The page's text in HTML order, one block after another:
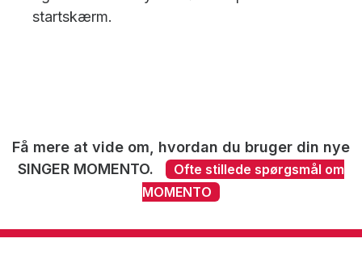
startskærm.
Få mere at vide om, hvordan du bruger din nye
SINGER MOMENTO.
Ofte stillede spørgsmål om
MOMENTO